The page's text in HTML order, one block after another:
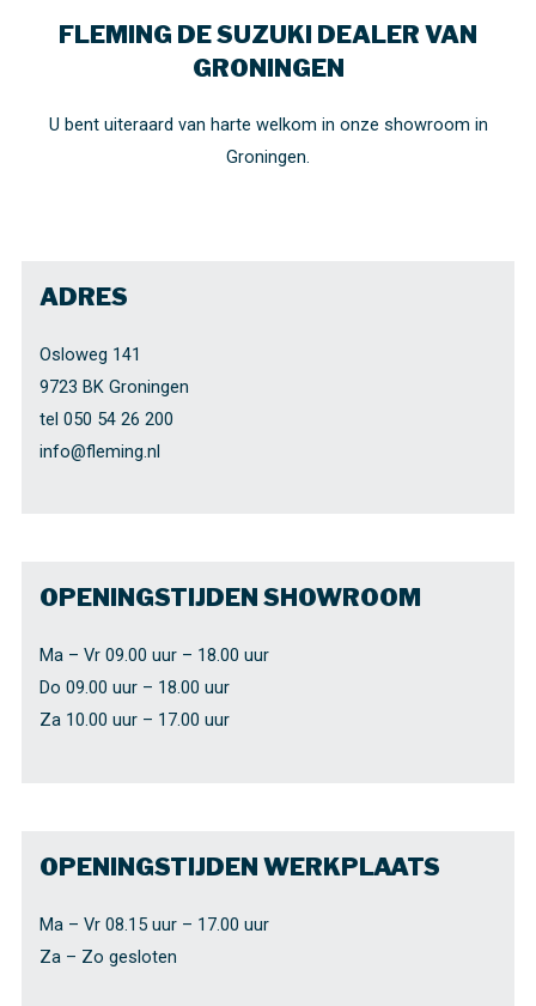
FLEMING DE SUZUKI DEALER VAN
GRONINGEN
U bent uiteraard van harte welkom in onze showroom in
Groningen.
ADRES
Osloweg 141
9723 BK Groningen
tel 050 54 26 200
info@fleming.nl
OPENINGSTIJDEN SHOWROOM
Ma – Vr 09.00 uur – 18.00 uur
Do 09.00 uur – 18.00 uur
Za 10.00 uur – 17.00 uur
OPENINGSTIJDEN WERKPLAATS
Ma – Vr 08.15 uur – 17.00 uur
Za – Zo gesloten